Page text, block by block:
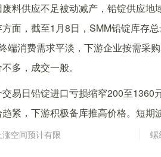
料供应不足被动减产，铅锭供应
面，截至1月8日，SMM铅锭库存
端消费需求平淡，下游企业按需采
多，成交一般。
易日铅锭进口亏损缩窄200至
紧，下游积极备库推高价格。短期
空间预计有限 螺